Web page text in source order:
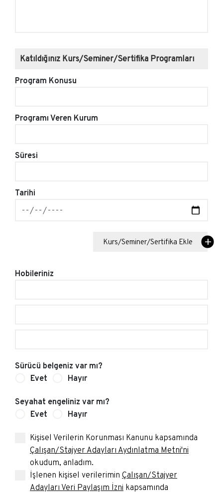
Katıldığınız Kurs/Seminer/Sertifika Programları
Program Konusu
Programı Veren Kurum
Süresi
Tarihi
Kurs/Seminer/Sertifika Ekle
Hobileriniz
Sürücü belgeniz var mı?
Evet
Hayır
Seyahat engeliniz var mı?
Evet
Hayır
Kişisel Verilerin Korunması Kanunu kapsamında
Çalışan/Stajyer Adayları Aydınlatma Metni'ni
okudum, anladım.
İşlenen kişisel verilerimin Çalışan/Stajyer
Adayları Veri Paylaşım İzni kapsamında